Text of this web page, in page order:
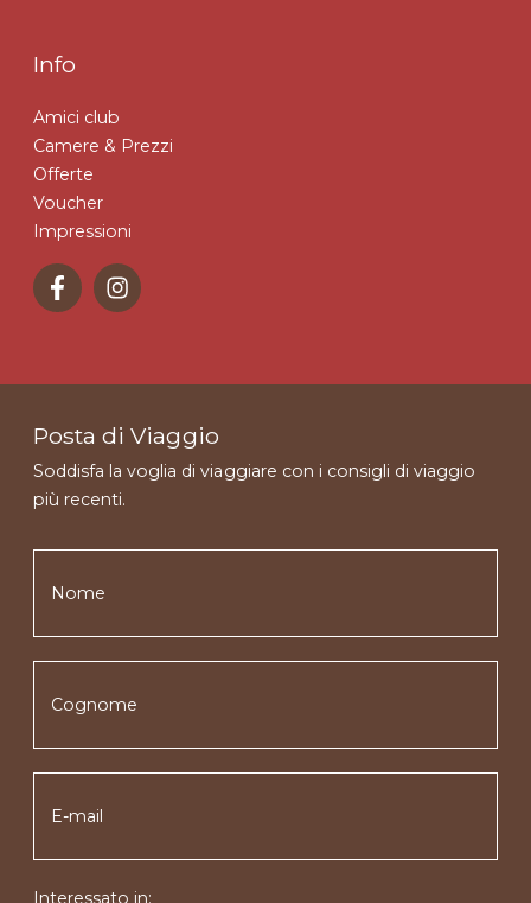
Info
Amici club
Camere & Prezzi
Offerte
Voucher
Impressioni
Posta di Viaggio
Soddisfa la voglia di viaggiare con i consigli di viaggio
più recenti.
Interessato in: